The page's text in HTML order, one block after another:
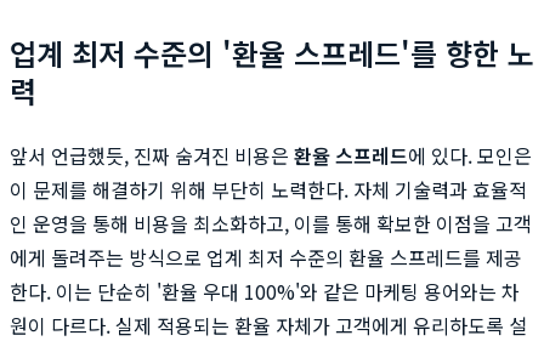
업계 최저 수준의 '환율 스프레드'를 향한 노
력
앞서 언급했듯, 진짜 숨겨진 비용은 환율 스프레드에 있다. 모인은
이 문제를 해결하기 위해 부단히 노력한다. 자체 기술력과 효율적
인 운영을 통해 비용을 최소화하고, 이를 통해 확보한 이점을 고객
에게 돌려주는 방식으로 업계 최저 수준의 환율 스프레드를 제공
한다. 이는 단순히 '환율 우대 100%'와 같은 마케팅 용어와는 차
원이 다르다. 실제 적용되는 환율 자체가 고객에게 유리하도록 설